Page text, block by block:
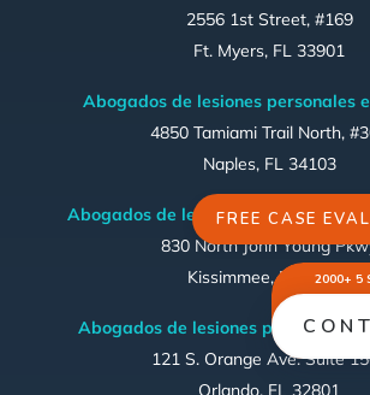
2556 1st Street, #169
Ft. Myers, FL 33901
Abogados de lesiones personales
4850 Tamiami Trail North,
Naples, FL 34103
Abogados de lesiones personales en
830 North John Young
Kissimmee, FL 34741
Abogados de lesiones personales
121 S. Orange Ave. Suite
Orlando, FL 32801